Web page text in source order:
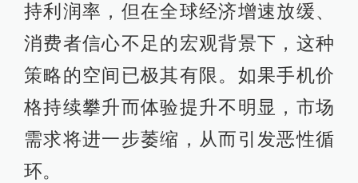
持利润率，但在全球经济增速放缓、
消费者信心不足的宏观背景下，这种
策略的空间已极其有限。如果手机价
格持续攀升而体验提升不明显，市场
需求将进一步萎缩，从而引发恶性循
环。